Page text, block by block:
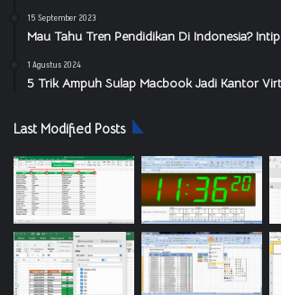
15 September 2023
Mau Tahu Tren Pendidikan Di Indonesia?
1 Agustus 2024
5 Trik Ampuh Sulap Macbook Jadi Kantor
Last Modified Posts